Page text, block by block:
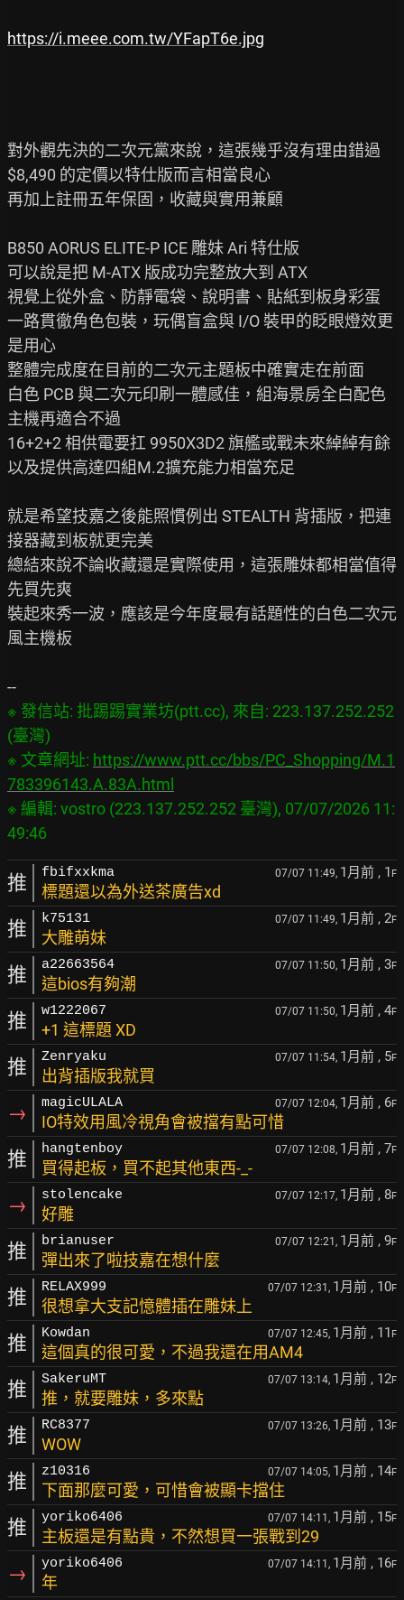
https://i.meee.com.tw/YFapT6e.jpg
對外觀先決的二次元黨來說，這張幾乎沒有理由錯過
$8,490 的定價以特仕版而言相當良心
再加上註冊五年保固，收藏與實用兼顧
B850 AORUS ELITE-P ICE 雕妹 Ari 特仕版
可以說是把 M-ATX 版成功完整放大到 ATX
視覺上從外盒、防靜電袋、說明書、貼紙到板身彩蛋
一路貫徹角色包裝，玩偶盲盒與 I/O 裝甲的眨眼燈效更
是用心
整體完成度在目前的二次元主題板中確實走在前面
白色 PCB 與二次元印刷一體感佳，組海景房全白配色
主機再適合不過
16+2+2 相供電要扛 9950X3D2 旗艦或戰未來綽綽有餘
以及提供高達四組M.2擴充能力相當充足
就是希望技嘉之後能照慣例出 STEALTH 背插版，把連
接器藏到板就更完美
總結來說不論收藏還是實際使用，這張雕妹都相當值得
先買先爽
裝起來秀一波，應該是今年度最有話題性的白色二次元
風主機板
※ 發信站: 批踢踢實業坊(ptt.cc), 來自: 223.137.252.252
(臺灣)
※ 文章網址: https://www.ptt.cc/bbs/PC_Shopping/M.1
783396143.A.83A.html
※ 編輯: vostro (223.137.252.252 臺灣), 07/07/2026 11:
推 fbifxxkma 07/07 11:49, 1月前 , 1 F
標題還以為外送茶廣告xd
推 k75131 07/07 11:49, 1月前 , 2F
大雕萌妹
推 a22663564 07/07 11:50, 1月前 , 3F
這bios有夠潮
推 w1222067 07/07 11:50, 1月前 , 4F
+1 這標題 XD
推 Zenryaku 07/07 11:54, 1月前 , 5F
出背插版我就買
→ magicULALA 07/07 12:04, 1月前 , 6F
IO特效用風冷視角會被擋有點可惜
推 hangtenboy 07/07 12:08, 1月前 , 7F
買得起板，買不起其他東西-_-
→ stolencake 07/07 12:17, 1月前 , 8F
好雕
推 brianuser 07/07 12:21, 1月前 , 9F
彈出來了啦技嘉在想什麼
推 RELAX999 07/07 12:31, 1月前 , 10F
很想拿大支記憶體插在雕妹上
推 Kowdan 07/07 12:45, 1月前 , 11 F
這個真的很可愛，不過我還在用AM4
推 SakeruMT 07/07 13:14, 1月前 , 12F
推，就要雕妹，多來點
推 RC8377 07/07 13:26, 1月前 , 13F
WOW
推 z10316 07/07 14:05, 1月前 , 14F
下面那麼可愛，可惜會被顯卡擋住
推 yoriko6406 07/07 14:11, 1月前 , 15F
主板還是有點貴，不然想買一張戰到29
→ yoriko6406 07/07 14:11, 1月前 , 16F
年